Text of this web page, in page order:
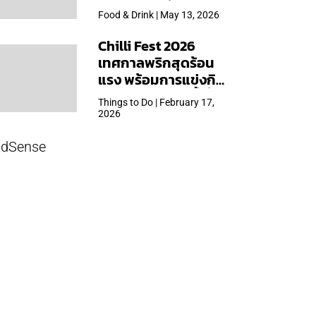
ใหญ่สุดเท่าที่เคยจัดมา
Food & Drink | May 13, 2026
Chilli Fest 2026
เทศกาลพริกสุดร้อน
แรง พร้อมการแข่งกิน
พริก จัด 28 มี.ค.นี้ ที่โรง
แรมคิมป์ตัน มาลัยฯ
Things to Do | February 17,
2026